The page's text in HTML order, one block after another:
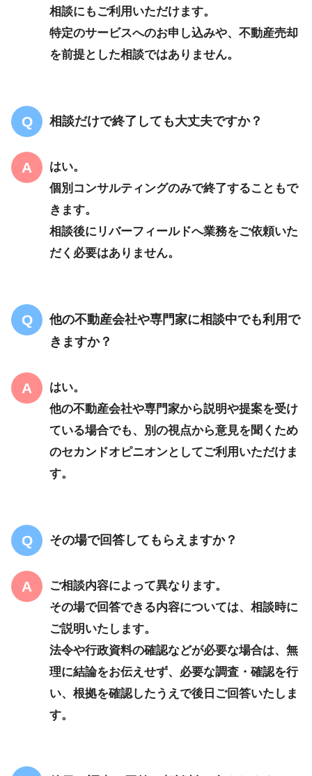
相談にもご利用いただけます。
特定のサービスへのお申し込みや、不動産売却
を前提とした相談ではありません。
相談だけで終了しても大丈夫ですか？
はい。
個別コンサルティングのみで終了することもで
きます。
相談後にリバーフィールドへ業務をご依頼いた
だく必要はありません。
他の不動産会社や専門家に相談中でも利用で
きますか？
はい。
他の不動産会社や専門家から説明や提案を受け
ている場合でも、別の視点から意見を聞くため
のセカンドオピニオンとしてご利用いただけま
す。
その場で回答してもらえますか？
ご相談内容によって異なります。
その場で回答できる内容については、相談時に
ご説明いたします。
法令や行政資料の確認などが必要な場合は、無
理に結論をお伝えせず、必要な調査・確認を行
い、根拠を確認したうえで後日ご回答いたしま
す。